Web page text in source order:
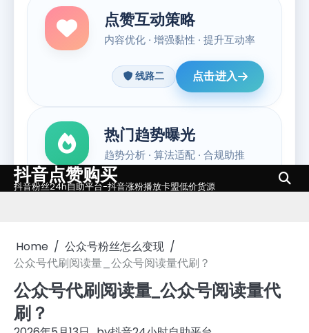
Skip
to
抖音点赞购买
抖音粉丝24h自助平台-抖音涨粉播放卡盟低价货源
Home
公众号粉丝怎么变现
公众号代刷阅读量_公众号阅读量代刷？
公众号代刷阅读量_公众号阅读量代
刷？